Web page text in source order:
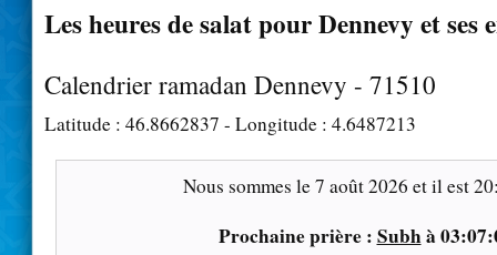
Les heures de salat pour Dennevy et ses
Calendrier ramadan Dennevy - 71510
Latitude : 46.8662837 - Longitude : 4.6487213
Nous sommes le7 août 2026 et il est
Prochaine prière : Subhà